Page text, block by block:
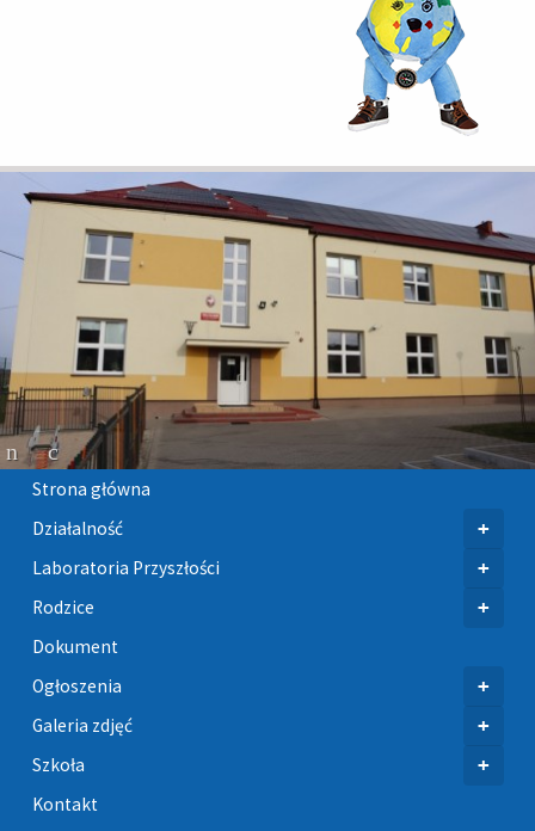
Strona główna
+
Działalność
+
Laboratoria Przyszłości
+
Rodzice
Dokument
+
Ogłoszenia
+
Galeria zdjęć
+
Szkoła
Kontakt